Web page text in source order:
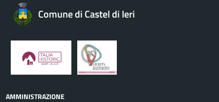
Comune di Castel di Ieri
AMMINISTRAZIONE